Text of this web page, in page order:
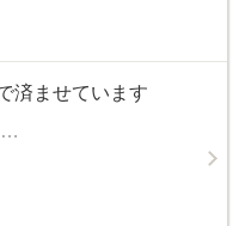
済ませています
…